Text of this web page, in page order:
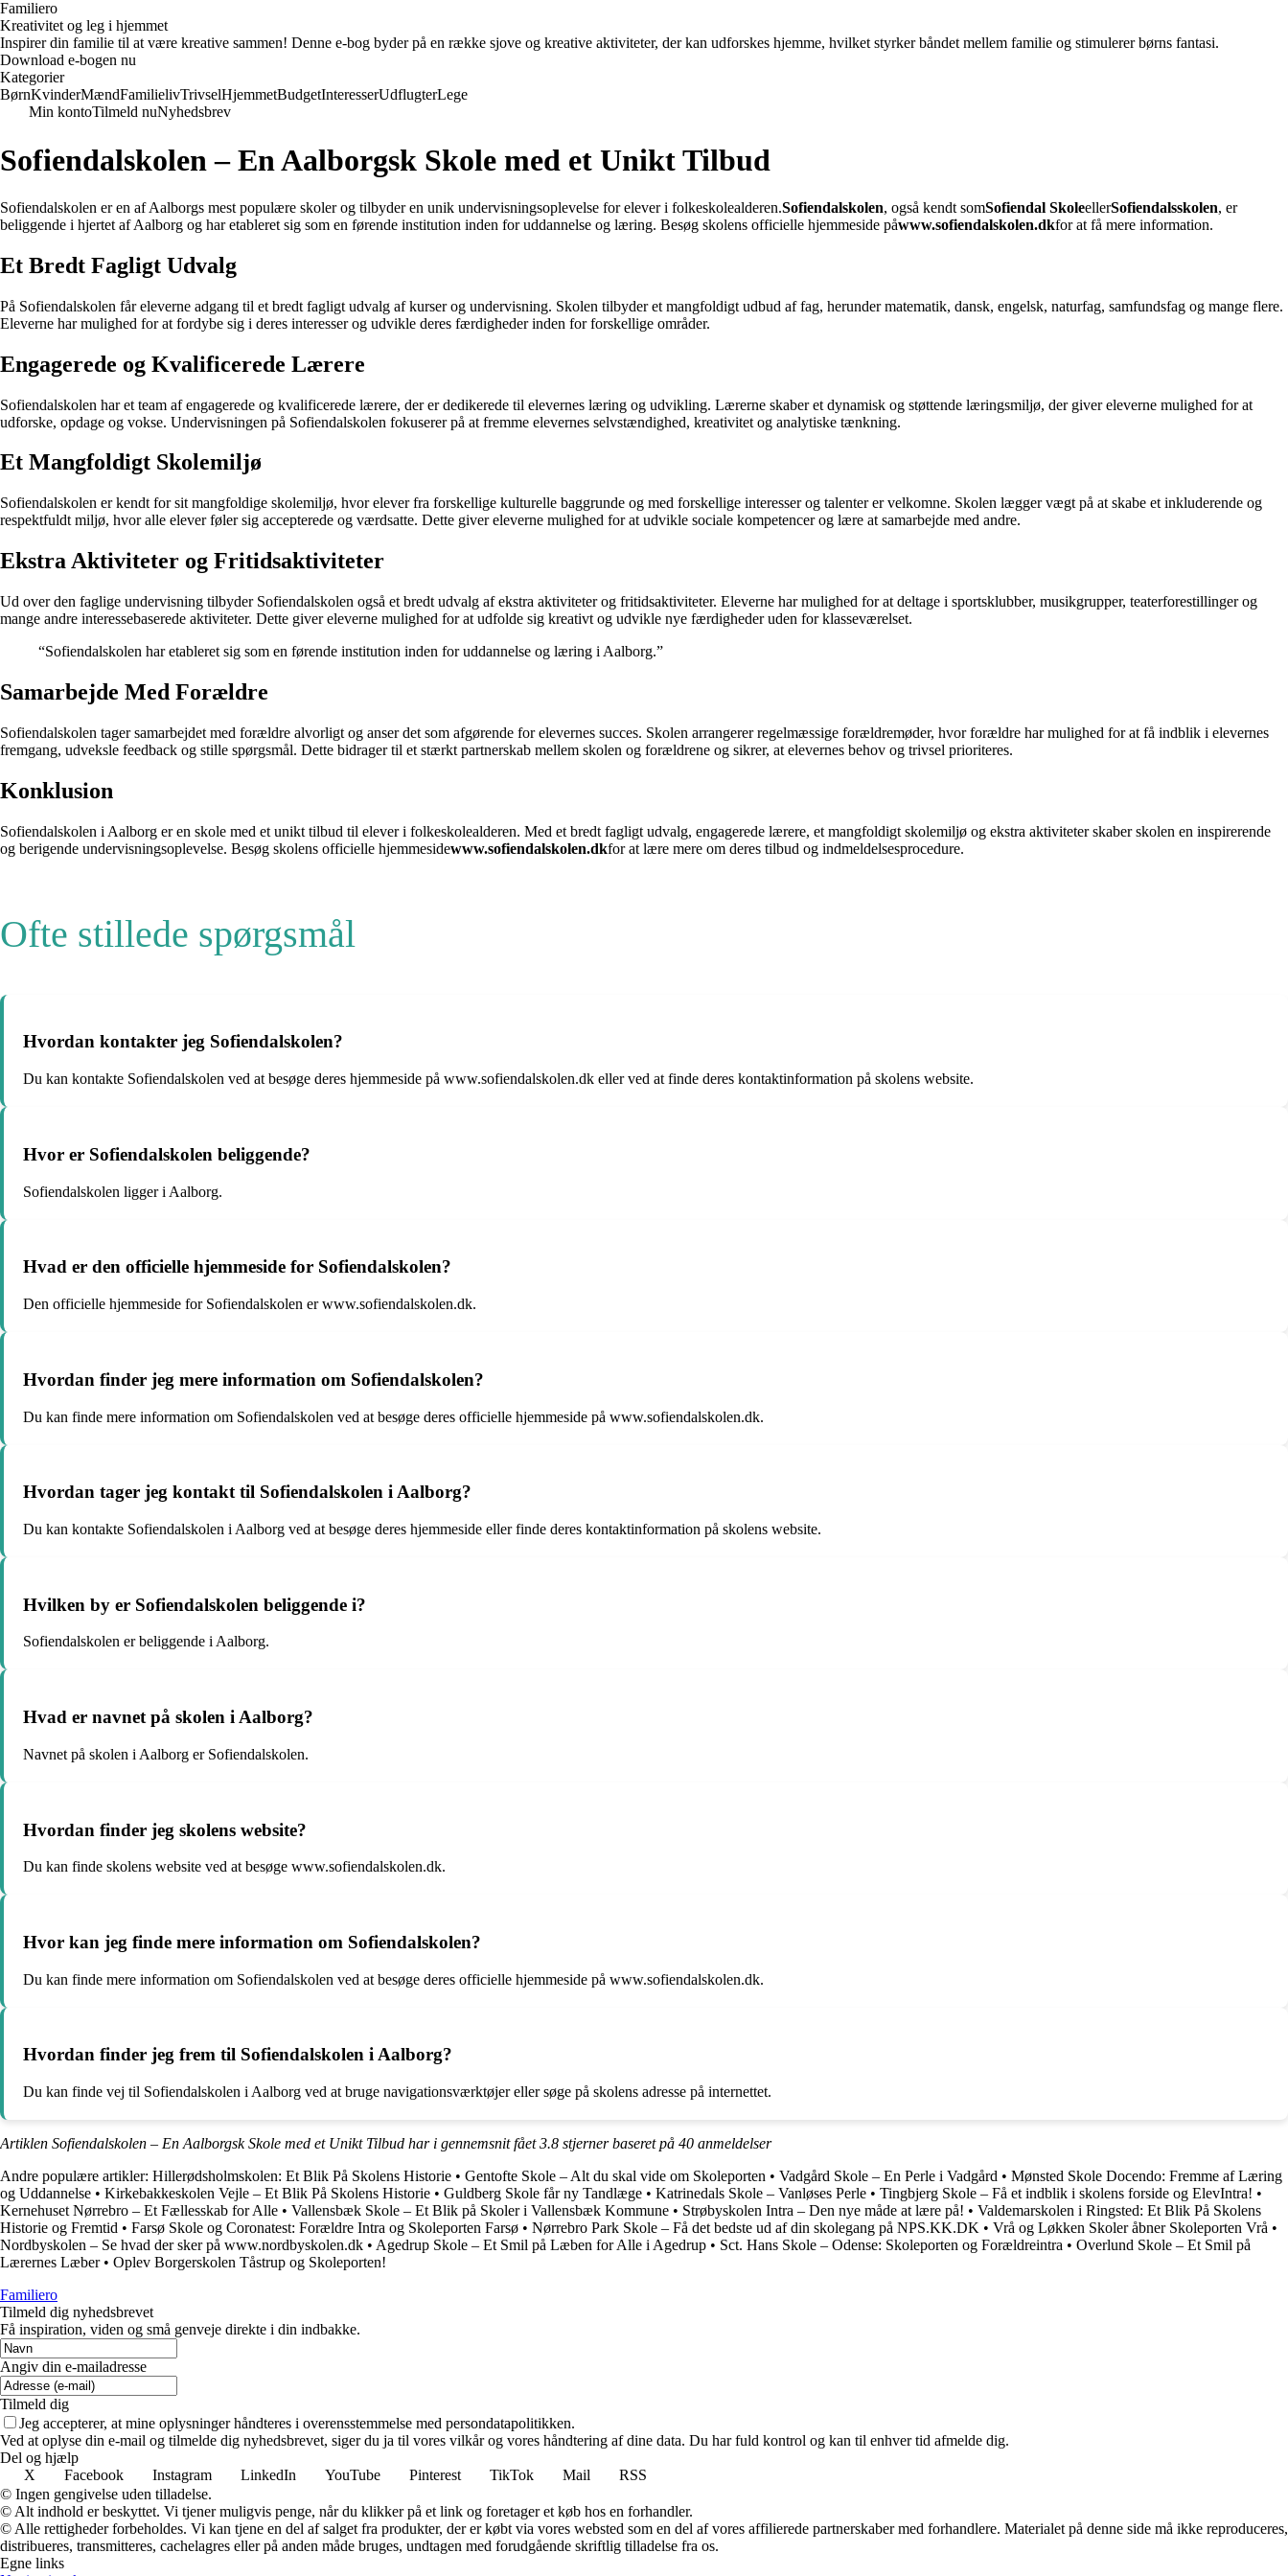
Familiero
Kreativitet og leg i hjemmet
Inspirer din familie til at være kreative sammen! Denne e-bog byder på en række sjove og kreative aktiviteter, der kan udforskes hjemme, hvilket styrker båndet mellem familie og stimulerer børns fantasi.
Download e-bogen nu
Kategorier
BørnKvinderMændFamilielivTrivselHjemmetBudgetInteresserUdflugterLege
Min kontoTilmeld nuNyhedsbrev
Sofiendalskolen – En Aalborgsk Skole med et Unikt Tilbud
Sofiendalskolen er en af Aalborgs mest populære skoler og tilbyder en unik undervisningsoplevelse for elever i folkeskolealderen.Sofiendalskolen, også kendt somSofiendal SkoleellerSofiendalsskolen, er
beliggende i hjertet af Aalborg og har etableret sig som en førende institution inden for uddannelse og læring. Besøg skolens officielle hjemmeside påwww.sofiendalskolen.dkfor at få mere information.
Et Bredt Fagligt Udvalg
På Sofiendalskolen får eleverne adgang til et bredt fagligt udvalg af kurser og undervisning. Skolen tilbyder et mangfoldigt udbud af fag, herunder matematik, dansk, engelsk, naturfag, samfundsfag og mange flere.
Eleverne har mulighed for at fordybe sig i deres interesser og udvikle deres færdigheder inden for forskellige områder.
Engagerede og Kvalificerede Lærere
Sofiendalskolen har et team af engagerede og kvalificerede lærere, der er dedikerede til elevernes læring og udvikling. Lærerne skaber et dynamisk og støttende læringsmiljø, der giver eleverne mulighed for at
udforske, opdage og vokse. Undervisningen på Sofiendalskolen fokuserer på at fremme elevernes selvstændighed, kreativitet og analytiske tænkning.
Et Mangfoldigt Skolemiljø
Sofiendalskolen er kendt for sit mangfoldige skolemiljø, hvor elever fra forskellige kulturelle baggrunde og med forskellige interesser og talenter er velkomne. Skolen lægger vægt på at skabe et inkluderende og
respektfuldt miljø, hvor alle elever føler sig accepterede og værdsatte. Dette giver eleverne mulighed for at udvikle sociale kompetencer og lære at samarbejde med andre.
Ekstra Aktiviteter og Fritidsaktiviteter
Ud over den faglige undervisning tilbyder Sofiendalskolen også et bredt udvalg af ekstra aktiviteter og fritidsaktiviteter. Eleverne har mulighed for at deltage i sportsklubber, musikgrupper, teaterforestillinger og
mange andre interessebaserede aktiviteter. Dette giver eleverne mulighed for at udfolde sig kreativt og udvikle nye færdigheder uden for klasseværelset.
“Sofiendalskolen har etableret sig som en førende institution inden for uddannelse og læring i Aalborg.”
Samarbejde Med Forældre
Sofiendalskolen tager samarbejdet med forældre alvorligt og anser det som afgørende for elevernes succes. Skolen arrangerer regelmæssige forældremøder, hvor forældre har mulighed for at få indblik i elevernes
fremgang, udveksle feedback og stille spørgsmål. Dette bidrager til et stærkt partnerskab mellem skolen og forældrene og sikrer, at elevernes behov og trivsel prioriteres.
Konklusion
Sofiendalskolen i Aalborg er en skole med et unikt tilbud til elever i folkeskolealderen. Med et bredt fagligt udvalg, engagerede lærere, et mangfoldigt skolemiljø og ekstra aktiviteter skaber skolen en inspirerende
og berigende undervisningsoplevelse. Besøg skolens officielle hjemmesidewww.sofiendalskolen.dkfor at lære mere om deres tilbud og indmeldelsesprocedure.
Ofte stillede spørgsmål
Hvordan kontakter jeg Sofiendalskolen?
Du kan kontakte Sofiendalskolen ved at besøge deres hjemmeside på www.sofiendalskolen.dk eller ved at finde deres kontaktinformation på skolens website.
Hvor er Sofiendalskolen beliggende?
Sofiendalskolen ligger i Aalborg.
Hvad er den officielle hjemmeside for Sofiendalskolen?
Den officielle hjemmeside for Sofiendalskolen er www.sofiendalskolen.dk.
Hvordan finder jeg mere information om Sofiendalskolen?
Du kan finde mere information om Sofiendalskolen ved at besøge deres officielle hjemmeside på www.sofiendalskolen.dk.
Hvordan tager jeg kontakt til Sofiendalskolen i Aalborg?
Du kan kontakte Sofiendalskolen i Aalborg ved at besøge deres hjemmeside eller finde deres kontaktinformation på skolens website.
Hvilken by er Sofiendalskolen beliggende i?
Sofiendalskolen er beliggende i Aalborg.
Hvad er navnet på skolen i Aalborg?
Navnet på skolen i Aalborg er Sofiendalskolen.
Hvordan finder jeg skolens website?
Du kan finde skolens website ved at besøge www.sofiendalskolen.dk.
Hvor kan jeg finde mere information om Sofiendalskolen?
Du kan finde mere information om Sofiendalskolen ved at besøge deres officielle hjemmeside på www.sofiendalskolen.dk.
Hvordan finder jeg frem til Sofiendalskolen i Aalborg?
Du kan finde vej til Sofiendalskolen i Aalborg ved at bruge navigationsværktøjer eller søge på skolens adresse på internettet.
Artiklen Sofiendalskolen – En Aalborgsk Skole med et Unikt Tilbud har i gennemsnit fået3.8 stjerner baseret på 40 anmeldelser
Andre populære artikler: Hillerødsholmskolen: Et Blik På Skolens Historie • Gentofte Skole – Alt du skal vide om Skoleporten • Vadgård Skole – En Perle i Vadgård • Mønsted Skole Docendo: Fremme af Læring
og Uddannelse • Kirkebakkeskolen Vejle – Et Blik På Skolens Historie • Guldberg Skole får ny Tandlæge • Katrinedals Skole – Vanløses Perle • Tingbjerg Skole – Få et indblik i skolens forside og ElevIntra! •
Kernehuset Nørrebro – Et Fællesskab for Alle • Vallensbæk Skole – Et Blik på Skoler i Vallensbæk Kommune • Strøbyskolen Intra – Den nye måde at lære på! • Valdemarskolen i Ringsted: Et Blik På Skolens
Historie og Fremtid • Farsø Skole og Coronatest: Forældre Intra og Skoleporten Farsø • Nørrebro Park Skole – Få det bedste ud af din skolegang på NPS.KK.DK • Vrå og Løkken Skoler åbner Skoleporten Vrå •
Nordbyskolen – Se hvad der sker på www.nordbyskolen.dk • Agedrup Skole – Et Smil på Læben for Alle i Agedrup • Sct. Hans Skole – Odense: Skoleporten og Forældreintra • Overlund Skole – Et Smil på
Lærernes Læber• Oplev Borgerskolen Tåstrup og Skoleporten!
Familiero
Tilmeld dig nyhedsbrevet
Få inspiration, viden og små genveje direkte i din indbakke.
Angiv din e-mailadresse
Tilmeld dig
Jeg accepterer, at mine oplysninger håndteres i overensstemmelse med persondatapolitikken.
Ved at oplyse din e-mail og tilmelde dig nyhedsbrevet, siger du ja til vores vilkår og vores håndtering af dine data. Du har fuld kontrol og kan til enhver tid afmelde dig.
Del og hjælp
X
Facebook Instagram LinkedIn YouTube Pinterest TikTok Mail
RSS
© Ingen gengivelse uden tilladelse.
© Alt indhold er beskyttet. Vi tjener muligvis penge, når du klikker på et link og foretager et køb hos en forhandler.
© Alle rettigheder forbeholdes. Vi kan tjene en del af salget fra produkter, der er købt via vores websted som en del af vores affilierede partnerskaber med forhandlere. Materialet på denne side må ikke reproduceres,
distribueres, transmitteres, cachelagres eller på anden måde bruges, undtagen med forudgående skriftlig tilladelse fra os.
Egne links